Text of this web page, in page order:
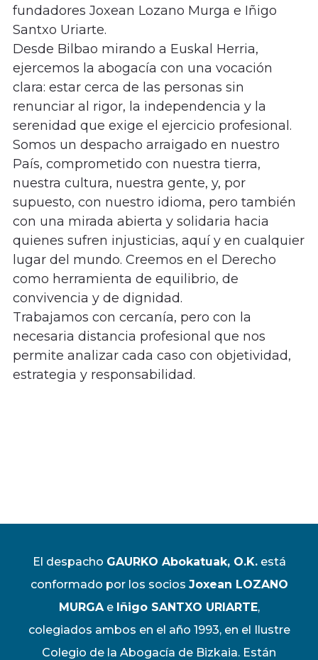
fundadores Joxean Lozano Murga e Iñigo
Santxo Uriarte.
Desde Bilbao mirando a Euskal Herria,
ejercemos la abogacía con una vocación
clara: estar cerca de las personas sin
renunciar al rigor, la independencia y la
serenidad que exige el ejercicio profesional.
Somos un despacho arraigado en nuestro
País, comprometido con nuestra tierra,
nuestra cultura, nuestra gente, y, por
supuesto, con nuestro idioma, pero también
con una mirada abierta y solidaria hacia
quienes sufren injusticias, aquí y en cualquier
lugar del mundo. Creemos en el Derecho
como herramienta de equilibrio, de
convivencia y de dignidad.
Trabajamos con cercanía, pero con la
necesaria distancia profesional que nos
permite analizar cada caso con objetividad,
estrategia y responsabilidad.
El despacho GAURKO Abokatuak, O.K.está
conformado por los socios Joxean LOZANO
MURGAe Iñigo SANTXO URIARTE,
colegiados ambos en el año 1993, en el Ilustre
Colegio de la Abogacía de Bizkaia. Están